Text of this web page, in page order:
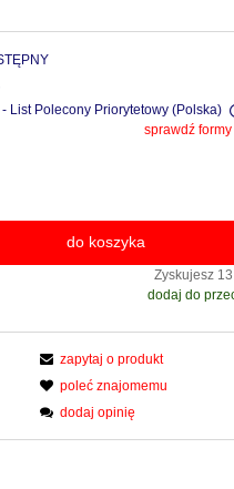
- List Polecony Priorytetowy (Polska)
ewentualnych kosztów
sprawdź
do koszyka
Zyskujesz 13
dodaj do
zapytaj o produkt
poleć znajomemu
dodaj opinię